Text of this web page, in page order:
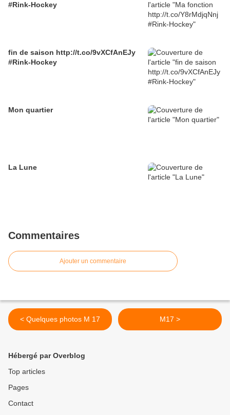
#Rink-Hockey
fin de saison http://t.co/9vXCfAnEJy
#Rink-Hockey
Mon quartier
La Lune
Commentaires
Ajouter un commentaire
< Quelques photos M 17 M17 >
Hébergé par Overblog
Top articles
Pages
Contact